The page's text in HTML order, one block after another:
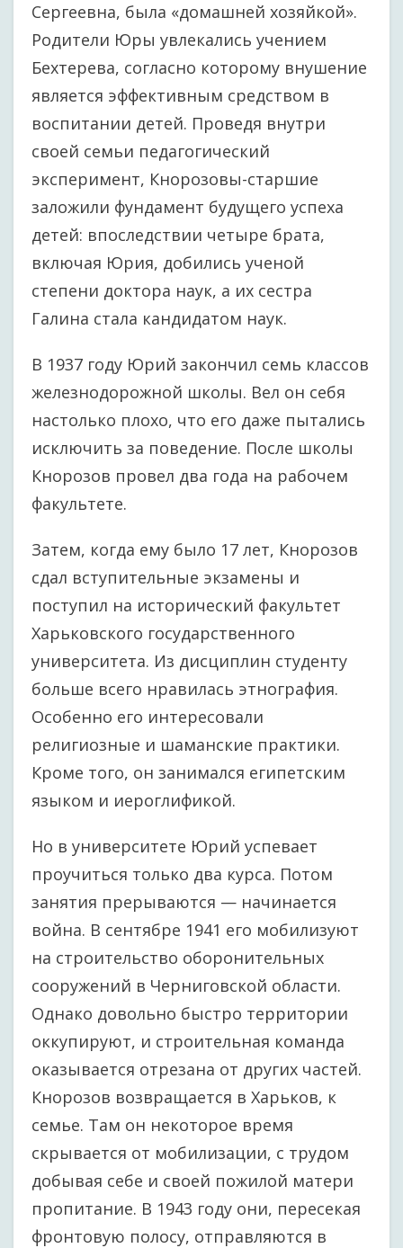
Сергеевна, была «домашней хозяйкой».
Родители Юры увлекались учением
Бехтерева, согласно которому внушение
является эффективным средством в
воспитании детей. Проведя внутри
своей семьи педагогический
эксперимент, Кнорозовы-старшие
заложили фундамент будущего успеха
детей: впоследствии четыре брата,
включая Юрия, добились ученой
степени доктора наук, а их сестра
Галина стала кандидатом наук.
В 1937 году Юрий закончил семь классов
железнодорожной школы. Вел он себя
настолько плохо, что его даже пытались
исключить за поведение. После школы
Кнорозов провел два года на рабочем
факультете.
Затем, когда ему было 17 лет, Кнорозов
сдал вступительные экзамены и
поступил на исторический факультет
Харьковского государственного
университета. Из дисциплин студенту
больше всего нравилась этнография.
Особенно его интересовали
религиозные и шаманские практики.
Кроме того, он занимался египетским
языком и иероглификой.
Но в университете Юрий успевает
проучиться только два курса. Потом
занятия прерываются — начинается
война. В сентябре 1941 его мобилизуют
на строительство оборонительных
сооружений в Черниговской области.
Однако довольно быстро территории
оккупируют, и строительная команда
оказывается отрезана от других частей.
Кнорозов возвращается в Харьков, к
семье. Там он некоторое время
скрывается от мобилизации, с трудом
добывая себе и своей пожилой матери
пропитание. В 1943 году они, пересекая
фронтовую полосу, отправляются в